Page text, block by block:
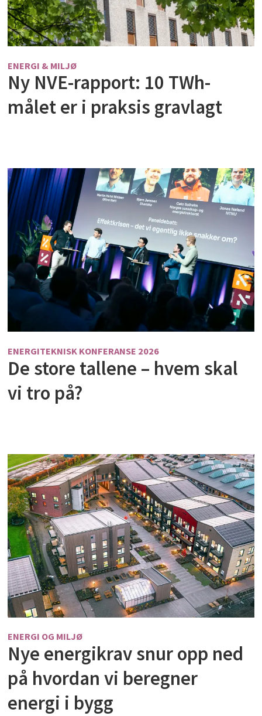
ENERGI & MILJØ
Ny NVE-rapport: 10 TWh-
målet er i praksis gravlagt
ENERGITEKNISK KONFERANSE 2026
De store tallene – hvem skal
vi tro på?
ENERGI OG MILJØ
Nye energikrav snur opp ned
på hvordan vi beregner
energi i bygg